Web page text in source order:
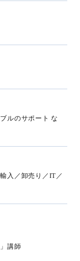
ルのサポート な
入／卸売り／IT／
講師